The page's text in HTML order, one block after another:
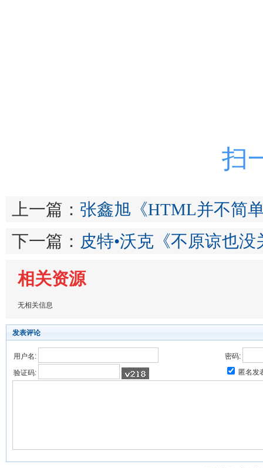
扫
上一篇： 张鑫旭《HTML并不简
下一篇： 皮特•沃克《不原谅也没
相关资源
无相关信息
发表评论
用户名:
密码:
验证码:
匿名发